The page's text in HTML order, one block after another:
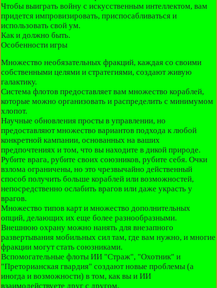
Чтобы выиграть войну с искусственным интеллектом, вам
придется импровизировать, приспосабливаться и
использовать свой ум.
Как и должно быть.
Особенности игры
Множество необязательных фракций, каждая со своими
собственными целями и стратегиями, создают живую
галактику.
Система флотов предоставляет вам множество кораблей,
которые можно организовать и распределить с минимумом
хлопот.
Научные обновления просты в управлении, но
предоставляют множество вариантов подхода к любой
конкретной кампании, основанных на ваших
предпочтениях и том, что вы находите в дикой природе.
Рубите врага, рубите своих союзников, рубите себя. Очки
взлома ограничены, но это чрезвычайно действенный
способ получить больше кораблей или возможностей,
непосредственно ослабить врагов или даже украсть у
врагов.
Множество типов карт и множество дополнительных
опций, делающих их еще более разнообразными.
Внешнюю охрану можно нанять для внезапного
развертывания мобильных сил там, где вам нужно, и многие
фракции могут стать союзниками.
Вспомогательные флоты ИИ "Страж", "Охотник" и
"Преторианская гвардия" создают новые проблемы (а
иногда и возможности) в том, как вы и ИИ
взаимодействуете друг с другом.